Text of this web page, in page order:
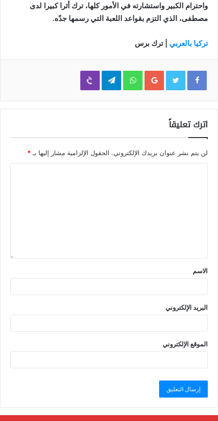
واحترام الكبير واستشارته في الأمور كلها، ترك أثرا كبيرا لدى
مصطفى، الذي التزم بقواعد اللعبة التي رسمها جدّه.
تركيا بالعربي | ترك برس
Google+
WhatsApp
Telegram
Viber
اترك تعليقاً
لن يتم نشر عنوان بريدك الإلكتروني. الحقول الإلزامية مشار إليها بـ *
الاسم
البريد الإلكتروني
الموقع الإلكتروني